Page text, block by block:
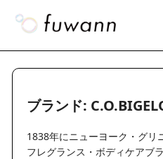
ブランド:
1838年にニューヨーク・グリ
フレグランス・ボディケアブ